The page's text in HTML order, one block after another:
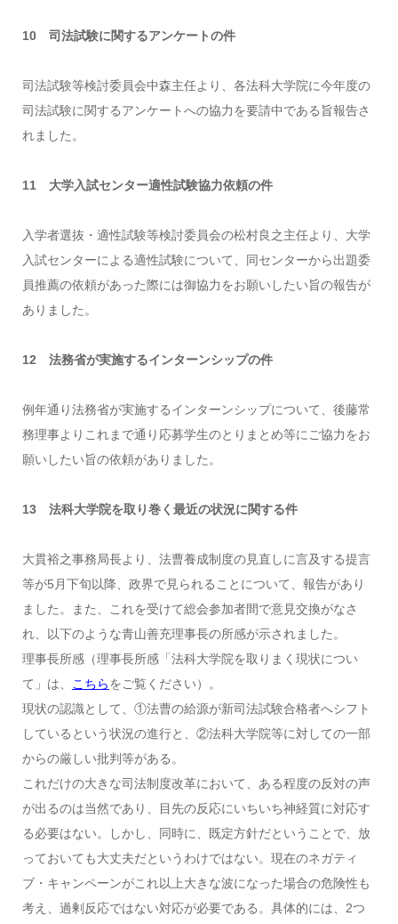
10 司法試験に関するアンケートの件
司法試験等検討委員会中森主任より、各法科大学院に今年度の
司法試験に関するアンケートへの協力を要請中である旨報告さ
れました。
11 大学入試センター適性試験協力依頼の件
入学者選抜・適性試験等検討委員会の松村良之主任より、大学
入試センターによる適性試験について、同センターから出題委
員推薦の依頼があった際には御協力をお願いしたい旨の報告が
ありました。
12 法務省が実施するインターンシップの件
例年通り法務省が実施するインターンシップについて、後藤常
務理事よりこれまで通り応募学生のとりまとめ等にご協力をお
願いしたい旨の依頼がありました。
13 法科大学院を取り巻く最近の状況に関する件
大貫裕之事務局長より、法曹養成制度の見直しに言及する提言
等が5月下旬以降、政界で見られることについて、報告があり
ました。また、これを受けて総会参加者間で意見交換がなさ
れ、以下のような青山善充理事長の所感が示されました。
理事長所感（理事長所感「法科大学院を取りまく現状につい
て」は、
こちらをご覧ください）。
現状の認識として、①法曹の給源が新司法試験合格者へシフト
しているという状況の進行と、②法科大学院等に対しての一部
からの厳しい批判等がある。
これだけの大きな司法制度改革において、ある程度の反対の声
が出るのは当然であり、目先の反応にいちいち神経質に対応す
る必要はない。しかし、同時に、既定方針だということで、放
っておいても大丈夫だというわけではない。現在のネガティ
ブ・キャンペーンがこれ以上大きな波になった場合の危険性も
考え、過剰反応ではない対応が必要である。具体的には、2つ